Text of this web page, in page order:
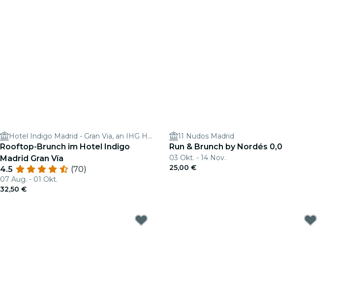
Hotel Indigo Madrid - Gran Via, an IHG Hotel
Rooftop-Brunch im Hotel Indigo
Madrid Gran Vía
4.5
(70)
07 Aug. - 01 Okt.
32,50 €
11 Nudos Madrid
Run & Brunch by Nordés 0,0
03 Okt. - 14 Nov.
25,00 €